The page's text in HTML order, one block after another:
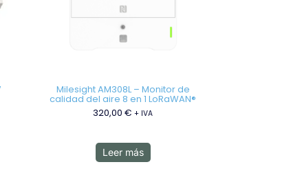
Milesight AM308L – Monitor de
calidad del aire 8 en 1 LoRaWAN®
320,00€ + IVA
Leer más